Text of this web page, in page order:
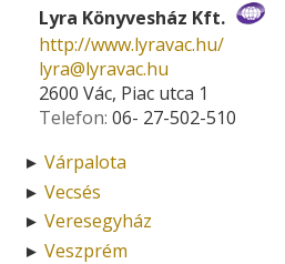
Lyra Könyvesház Kft.
http://www.lyravac.hu/
lyra­@­lyravac.hu
2600 Vác, Piac utca 1
Telefon: 06- 27-502-510
► Várpalota
► Vecsés
► Veresegyház
► Veszprém